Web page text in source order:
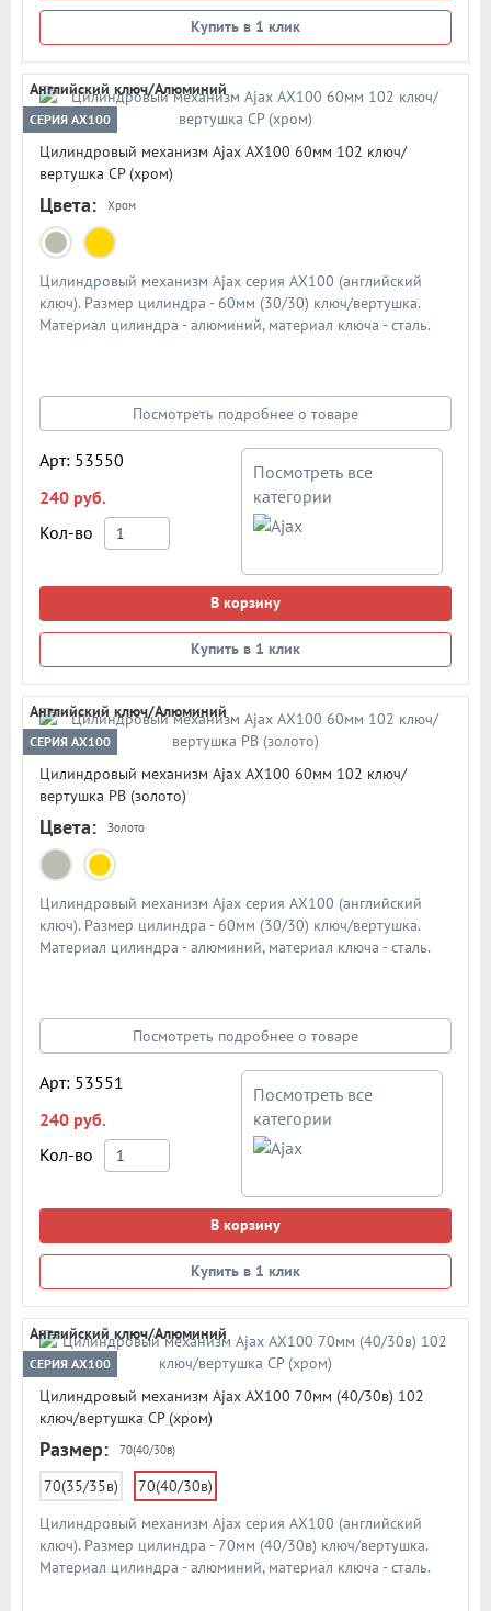
Купить в 1 клик
Английский ключ/Алюминий
СЕРИЯ AX100
Цилиндровый механизм Ajax AX100 60мм 102 ключ/
вертушка CP (хром)
Цвета: Хром
Цилиндровый механизм Ajax серия AX100 (английский
ключ). Размер цилиндра - 60мм (30/30) ключ/вертушка.
Материал цилиндра - алюминий, материал ключа - сталь.
Посмотреть подробнее о товаре
Арт: 53550
240 руб.
Кол-во
Посмотреть все
категории
В корзину
Купить в 1 клик
Английский ключ/Алюминий
СЕРИЯ AX100
Цилиндровый механизм Ajax AX100 60мм 102 ключ/
вертушка PB (золото)
Цвета: Золото
Цилиндровый механизм Ajax серия AX100 (английский
ключ). Размер цилиндра - 60мм (30/30) ключ/вертушка.
Материал цилиндра - алюминий, материал ключа - сталь.
Посмотреть подробнее о товаре
Арт: 53551
240 руб.
Кол-во
Посмотреть все
категории
В корзину
Купить в 1 клик
Английский ключ/Алюминий
СЕРИЯ AX100
Цилиндровый механизм Ajax AX100 70мм (40/30в) 102
ключ/вертушка CP (хром)
Размер: 70(40/30в)
70(35/35в)
70(40/30в)
Цилиндровый механизм Ajax серия AX100 (английский
ключ). Размер цилиндра - 70мм (40/30в) ключ/вертушка.
Материал цилиндра - алюминий, материал ключа - сталь.